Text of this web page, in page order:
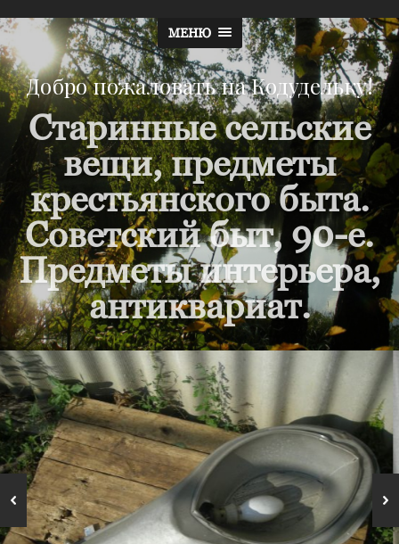
МЕНЮ
Добро пожаловать на Кодудельку!
Старинные сельские
вещи, предметы
крестьянского быта.
Советский быт, 90-е.
Предметы интерьера,
антиквариат.